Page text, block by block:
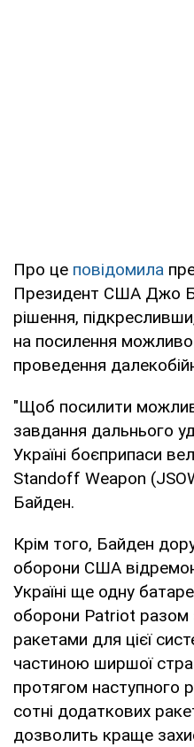
Про це повідомила
Президент США Джо
рішення,
на посилення
проведення
"Щоб посилити
завдання дальнього
Україні боєприпаси
Standoff Weapon
Байден.
Крім того, Байден
оборони США
Україні ще одну
оборони Patriot разом
ракетами для цієї
частиною ширшої
протягом наступного
сотні додаткових
дозволить краще